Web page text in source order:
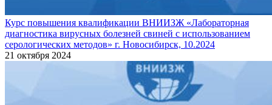
Курс повышения квалификации ВНИИЗЖ «Лабораторная
диагностика вирусных болезней свиней с использованием
серологических методов» г. Новосибирск, 10.2024
21 октября 2024